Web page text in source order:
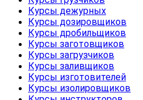
Курсы дежурных
Курсы дозировщиков
Курсы дробильщиков
Курсы заготовщиков
Курсы загрузчиков
Курсы заливщиков
Курсы изготовителей
Курсы изолировщиков